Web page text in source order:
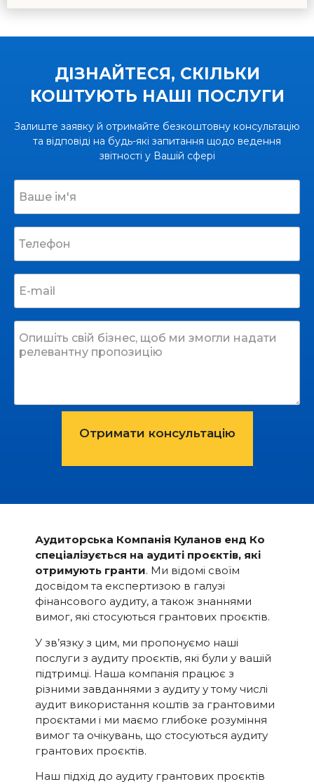
ДІЗНАЙТЕСЯ, СКІЛЬКИ
КОШТУЮТЬ НАШІ ПОСЛУГИ
Залиште заявку й отримайте безкоштовну консультацію
та відповіді на будь-які запитання щодо ведення
звітності у Вашій сфері
Отримати консультацію
r
Аудиторська Компанія Куланов енд Ко
спеціалізується на аудиті проєктів, які
отримують гранти. Ми відомі своїм
досвідом та експертизою в галузі
фінансового аудиту, а також знаннями
вимог, які стосуються грантових проєктів.
У зв’язку з цим, ми пропонуємо наші
послуги з аудиту проєктів, які були у вашій
підтримці. Наша компанія працює з
різними завданнями з аудиту у тому числі
аудит використання коштів за грантовими
проєктами і ми маємо глибоке розуміння
вимог та очікувань, що стосуються аудиту
грантових проєктів.
Наш підхід до аудиту грантових проєктів